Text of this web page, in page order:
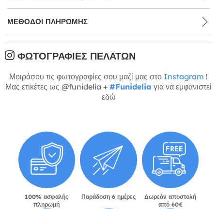
ΜΕΘΌΔΟΙ ΠΛΗΡΩΜΉΣ
ΦΩΤΟΓΡΑΦΊΕΣ ΠΕΛΑΤΏΝ
Μοιράσου τις φωτογραφίες σου μαζί μας στο Instagram !
Μας ετικέτες ως @funidelia + #Funidelia για να εμφανιστεί
εδώ
100% ασφαλής
πληρωμή
Παράδοση 6 ημέρες
Δωρεάν αποστολή
από 60€